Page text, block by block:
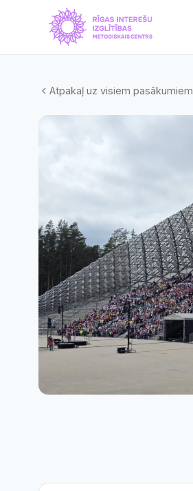
Atpakaļ uz visiem pasākumiem